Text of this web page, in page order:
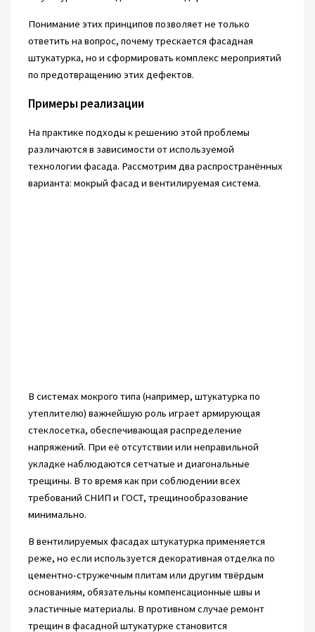
Понимание этих принципов позволяет не только
ответить на вопрос, почему трескается фасадная
штукатурка, но и сформировать комплекс мероприятий
по предотвращению этих дефектов.
Примеры реализации
На практике подходы к решению этой проблемы
различаются в зависимости от используемой
технологии фасада. Рассмотрим два распространённых
варианта: мокрый фасад и вентилируемая система.
В системах мокрого типа (например, штукатурка по
утеплителю) важнейшую роль играет армирующая
стеклосетка, обеспечивающая распределение
напряжений. При её отсутствии или неправильной
укладке наблюдаются сетчатые и диагональные
трещины. В то время как при соблюдении всех
требований СНИП и ГОСТ, трещинообразование
минимально.
В вентилируемых фасадах штукатурка применяется
реже, но если используется декоративная отделка по
цементно-стружечным плитам или другим твёрдым
основаниям, обязательны компенсационные швы и
эластичные материалы. В противном случае ремонт
трещин в фасадной штукатурке становится